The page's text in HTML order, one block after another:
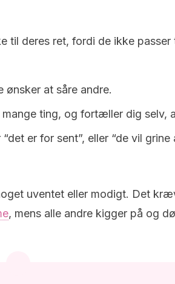
til deres ret, fordi de ikke passer
ønsker at såre andre.
ting, og fortæller dig selv,
er for sent”, eller “de vil grine
uventet eller modigt. Det
, mens alle andre kigger på og